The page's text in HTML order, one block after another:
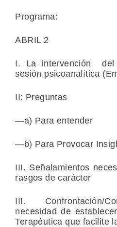
Programa:
ABRIL 2
I. La intervención del
sesión psicoanalítica
II: Preguntas
—a) Para entender
—b) Para Provocar
III. Señalamientos
rasgos de carácter
III. Confrontación/
necesidad de
Terapéutica que facilite